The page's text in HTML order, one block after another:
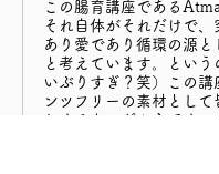
この腸育講座である
それ自体がそれだけで、
あり愛であり循環の源と
と考えています。という
いぶりすぎ？笑）この講
ンツフリーの素材として
しするものだからです。